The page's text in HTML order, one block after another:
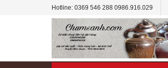
Hotline: 0369 546 288 0986.916.029